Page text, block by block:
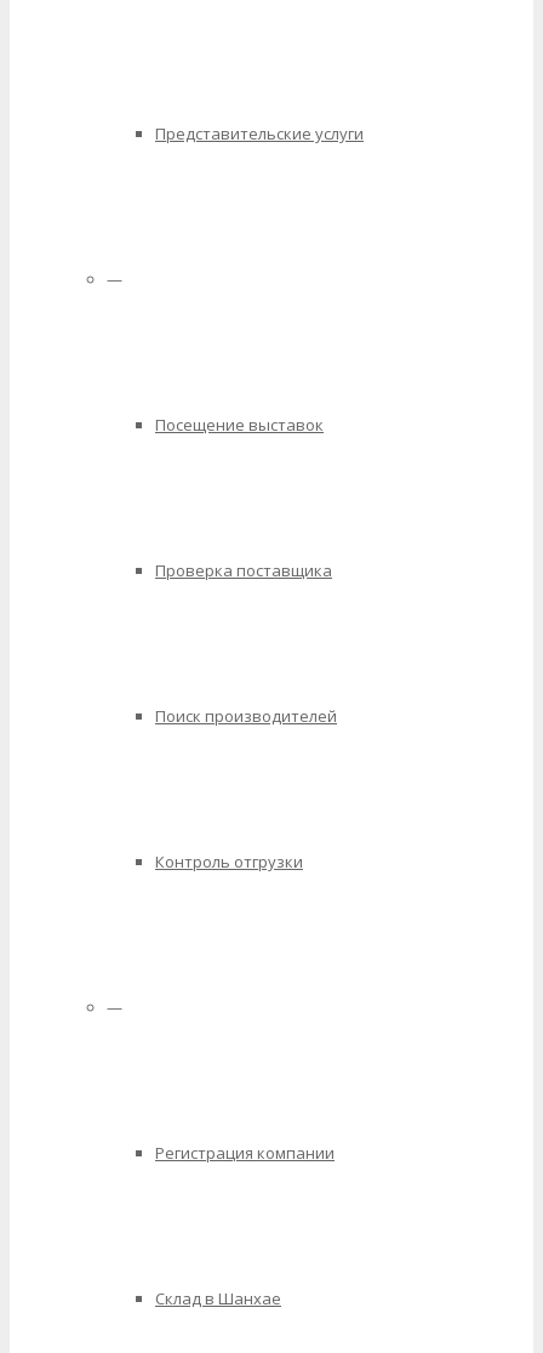
Представительские услуги
—
Посещение выставок
Проверка поставщика
Поиск производителей
Контроль отгрузки
—
Регистрация компании
Склад в Шанхае